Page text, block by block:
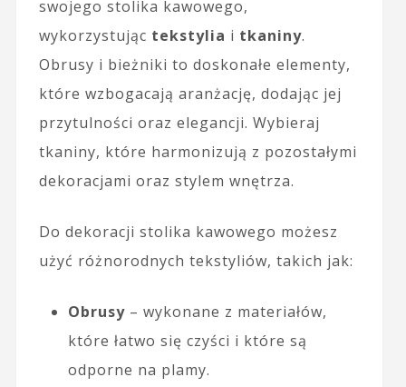
swojego stolika kawowego,
wykorzystując tekstylia i tkaniny.
Obrusy i bieżniki to doskonałe elementy,
które wzbogacają aranżację, dodając jej
przytulności oraz elegancji. Wybieraj
tkaniny, które harmonizują z pozostałymi
dekoracjami oraz stylem wnętrza.
Do dekoracji stolika kawowego możesz
użyć różnorodnych tekstyliów, takich jak:
Obrusy– wykonane z materiałów,
które łatwo się czyści i które są
odporne na plamy.